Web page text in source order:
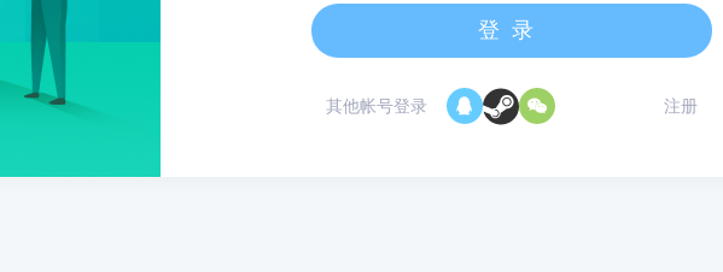
登录
其他帐号登录   注册